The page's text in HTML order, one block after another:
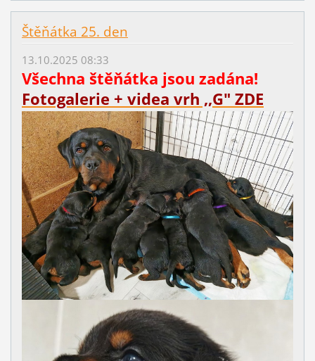
Štěňátka 25. den
13.10.2025 08:33
Všechna štěňátka jsou zadána!
Fotogalerie + videa vrh ,,G" ZDE